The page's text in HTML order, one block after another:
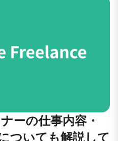
ーの仕事内容・
ついても解説して